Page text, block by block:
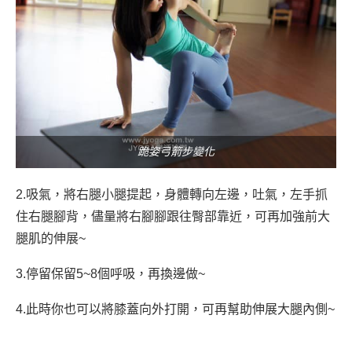
跪姿弓箭步變化
2.吸氣，將右腿小腿提起，身體轉向左邊，吐氣，左手抓
住右腿腳背，儘量將右腳腳跟往臀部靠近，可再加強前大
腿肌的伸展~
3.停留保留5~8個呼吸，再換邊做~
4.此時你也可以將膝蓋向外打開，可再幫助伸展大腿內側~